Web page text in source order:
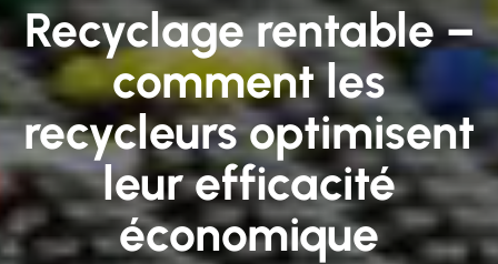
Recyclage rentable –
comment les
recycleurs optimisent
leur efficacité
économique